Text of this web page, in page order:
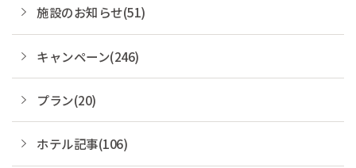
施設のお知らせ(51)
キャンペーン(246)
プラン(20)
ホテル記事(106)